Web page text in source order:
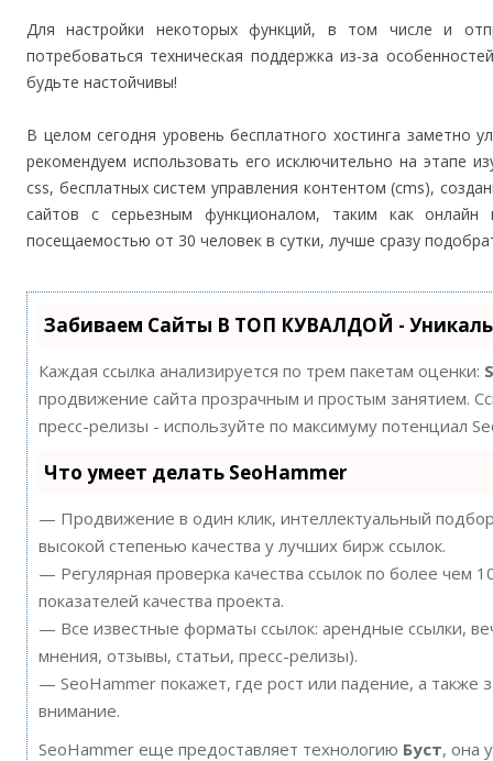
Для настройки некоторых функций, в том числе и
потребоваться техническая поддержка из-за
будьте настойчивы!
В целом сегодня уровень бесплатного хостинга заметно
рекомендуем использовать его исключительно на этапе
css, бесплатных систем управления контентом (cms),
сайтов с серьезным функционалом, таким как
посещаемостью от 30 человек в сутки, лучше сразу
Забиваем Сайты В ТОП КУВАЛДОЙ -
Каждая ссылка анализируется по трем пакетам оценки:
продвижение сайта прозрачным и простым занятием.
пресс-релизы - используйте по максимуму потенциал
Что умеет делать SeoHammer
— Продвижение в один клик, интеллектуальный
высокой степенью качества у лучших бирж ссылок.
— Регулярная проверка качества ссылок по более чем
показателей качества проекта.
— Все известные форматы ссылок: арендные ссылки,
мнения, отзывы, статьи, пресс-релизы).
— SeoHammer покажет, где рост или падение, а также
внимание.
SeoHammer еще предоставляет технологию Буст, она